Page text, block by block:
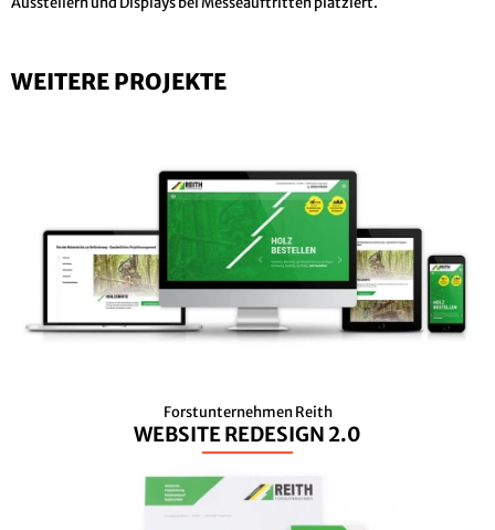
WEITERE PROJEKTE
Forstunternehmen Reith
WEBSITE REDESIGN 2.0